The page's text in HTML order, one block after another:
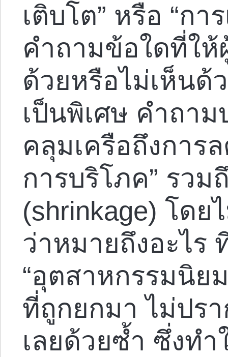
เติบโต” หรือ “กา
คำถามข้อใดที่ใ
ด้วยหรือไม่เห็นด้
เป็นพิเศษ คำถา
คลุมเครือถึงการ
การบริโภค” รวม
(shrinkage) โดย
ว่าหมายถึงอะไร
“อุตสาหกรรมนิย
ที่ถูกยกมา ไม่ปร
เลยด้วยซ้ำ ซึ่งทำ